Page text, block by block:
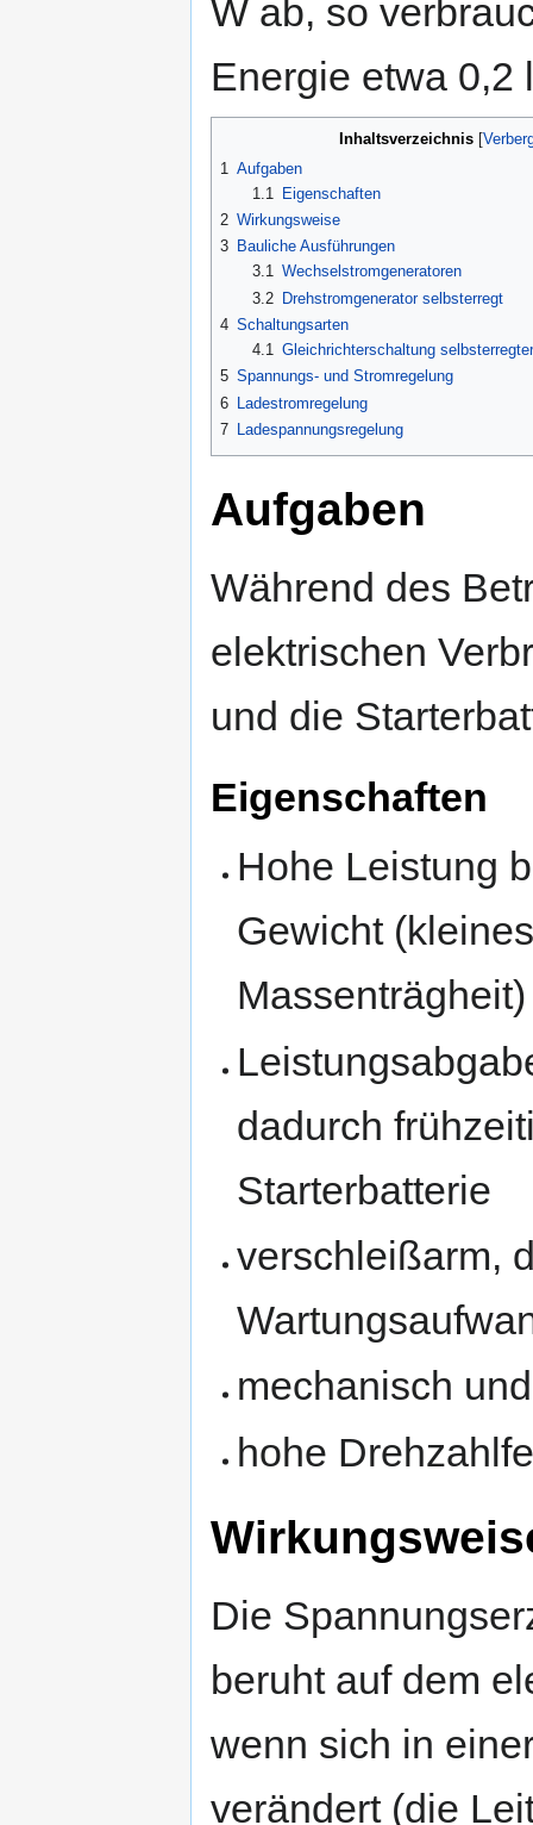
W ab, so
Energie etwa 0,2
Inhaltsverzeichnis
1 Aufgaben
1.1
Eigenschaften
2 Wirkungsweise
3 Bauliche Ausführungen
3.1 Wechselstromgeneratoren
3.2 Drehstromgenerator selbsterregt
4 Schaltungsarten
4.1
Gleichrichterschaltung
5 Spannungs- und Stromregelung
6 Ladestromregelung
7
Ladespannungsregelung
Aufgaben
Während des
elektrischen
und die
Eigenschaften
Hohe Leistung
Gewicht
Massenträgheit)
dadurch
Starterbatterie
verschleißarm,
mechanisch
hohe
Die
beruht auf dem
wenn sich in
verändert (die